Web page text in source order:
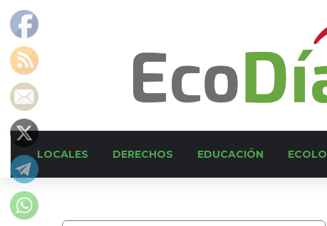
LOCALES DERECHOS EDUCACIÓN